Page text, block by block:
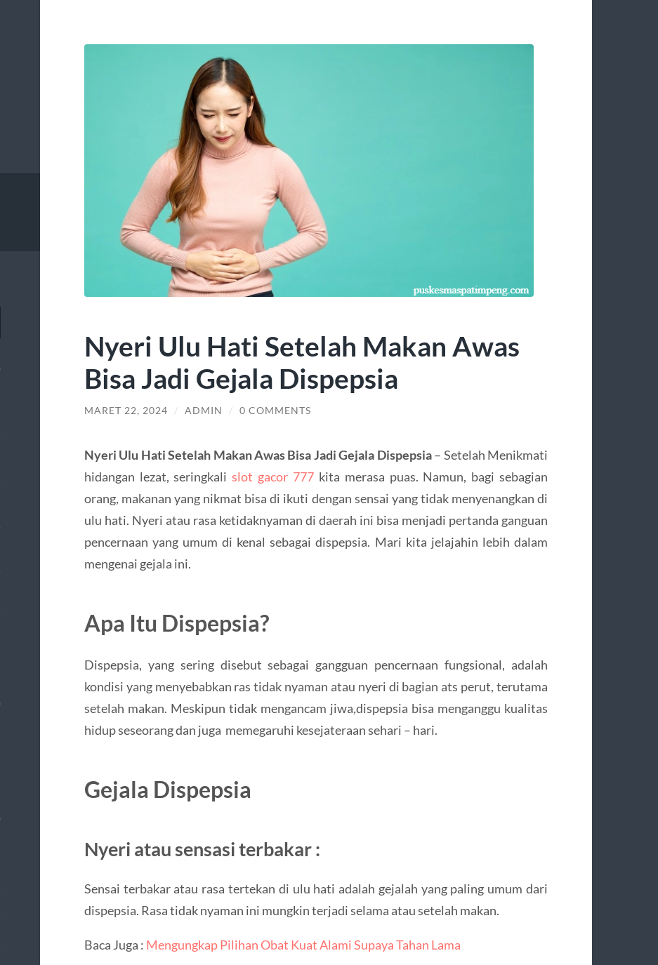
Nyeri Ulu Hati Setelah Makan Awas
Bisa Jadi Gejala Dispepsia
MARET 22, 2024 / ADMIN / 0 COMMENTS
Nyeri Ulu Hati Setelah Makan Awas Bisa Jadi Gejala Dispepsia– Setelah Menikmati
hidangan lezat, seringkalislot gacor 777 kita merasa puas. Namun, bagi sebagian
orang, makanan yang nikmat bisa di ikuti dengan sensai yang tidak menyenangkan di
ulu hati. Nyeri atau rasa ketidaknyaman di daerah ini bisa menjadi pertanda ganguan
pencernaan yang umum di kenal sebagai dispepsia. Mari kita jelajahin lebih dalam
mengenai gejala ini.
Apa Itu Dispepsia?
Dispepsia, yang sering disebut sebagai gangguan pencernaan fungsional, adalah
kondisi yang menyebabkan ras tidak nyaman atau nyeri di bagian ats perut, terutama
setelah makan. Meskipun tidak mengancam jiwa,dispepsia bisa menganggu kualitas
hidup seseorang dan juga memegaruhi kesejateraan sehari – hari.
Gejala Dispepsia
Nyeri atau sensasi terbakar :
Sensai terbakar atau rasa tertekan di ulu hati adalah gejalah yang paling umum dari
dispepsia. Rasa tidak nyaman ini mungkin terjadi selama atau setelah makan.
Baca Juga : Mengungkap Pilihan Obat Kuat Alami Supaya Tahan Lama